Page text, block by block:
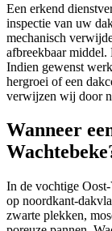
Een erkend
inspectie van uw
mechanisch
afbreekbaar middel.
Indien gewenst
hergroei of een
verwijzen wij door
Wanneer
In de vochtige
op noordkant-
zwarte plekken,